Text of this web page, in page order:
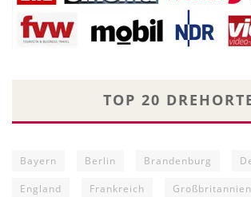
TOP 20
Bayern Berlin Brandenburg
England Frankreich Großbritannien